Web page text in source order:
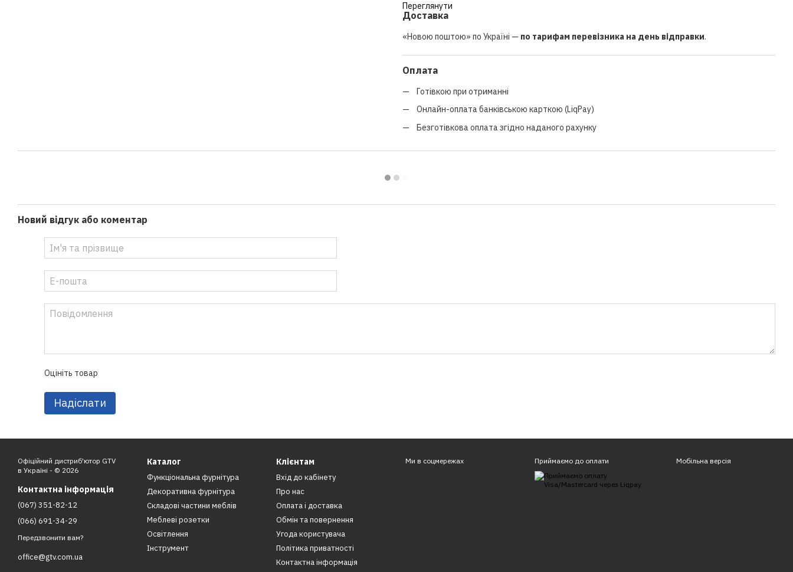
Переглянути
Доставка
«Новою поштою» по Україні — по тарифам перевізника на день відправки.
Оплата
Готівкою при отриманні
Онлайн-оплата банківською карткою (LiqPay)
Безготівкова оплата згідно наданого рахунку
Новий відгук або коментар
Оцініть товар
Надіслати
Офіційний дистриб'ютор GTV
в Україні - © 2026
Контактна інформація
(067) 351-82-12
(066) 691-34-29
Передзвонити вам?
office@gtv.com.ua
Каталог
Функціональна фурнітура
Декоративна фурнітура
Складові частини меблів
Меблеві розетки
Освітлення
Інструмент
Клієнтам
Вхід до кабінету
Про нас
Оплата і доставка
Обмін та повернення
Угода користувача
Політика приватності
Контактна інформація
Ми в соцмережах Приймаємо до оплати Мобільна версія